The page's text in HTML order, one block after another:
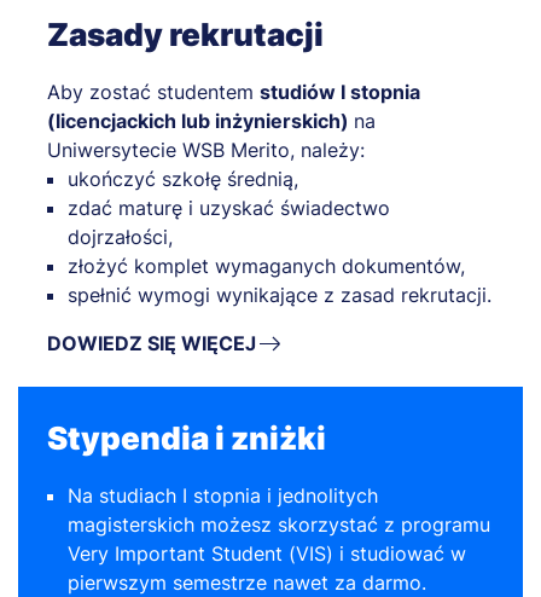
Zasady rekrutacji
Aby zostać studentem studiów I stopnia
(licencjackich lub inżynierskich) na
Uniwersytecie WSB Merito, należy:
ukończyć szkołę średnią,
zdać maturę i uzyskać świadectwo
dojrzałości,
złożyć komplet wymaganych dokumentów,
spełnić wymogi wynikające z zasad rekrutacji.
DOWIEDZ SIĘ WIĘCEJ
Stypendia i zniżki
Na studiach I stopnia i jednolitych
magisterskich możesz skorzystać z programu
Very Important Student (VIS) i studiować w
pierwszym semestrze nawet za darmo.